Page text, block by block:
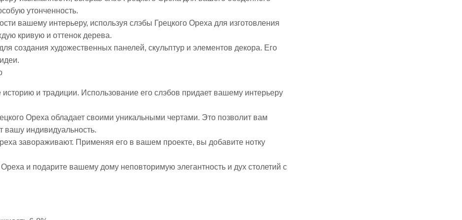
утонченность.
вашему интерьеру, используя слэбы Грецкого Ореха для изготовления
кривую и оттенок дерева.
создания художественных панелей, скульптур и элементов декора. Его
и традиции. Использование его слэбов придает вашему интерьеру
Ореха обладает своими уникальными чертами. Это позволит вам
вашу индивидуальность.
завораживают. Применяя его в вашем проекте, вы добавите нотку
и подарите вашему дому неповторимую элегантность и дух столетий с